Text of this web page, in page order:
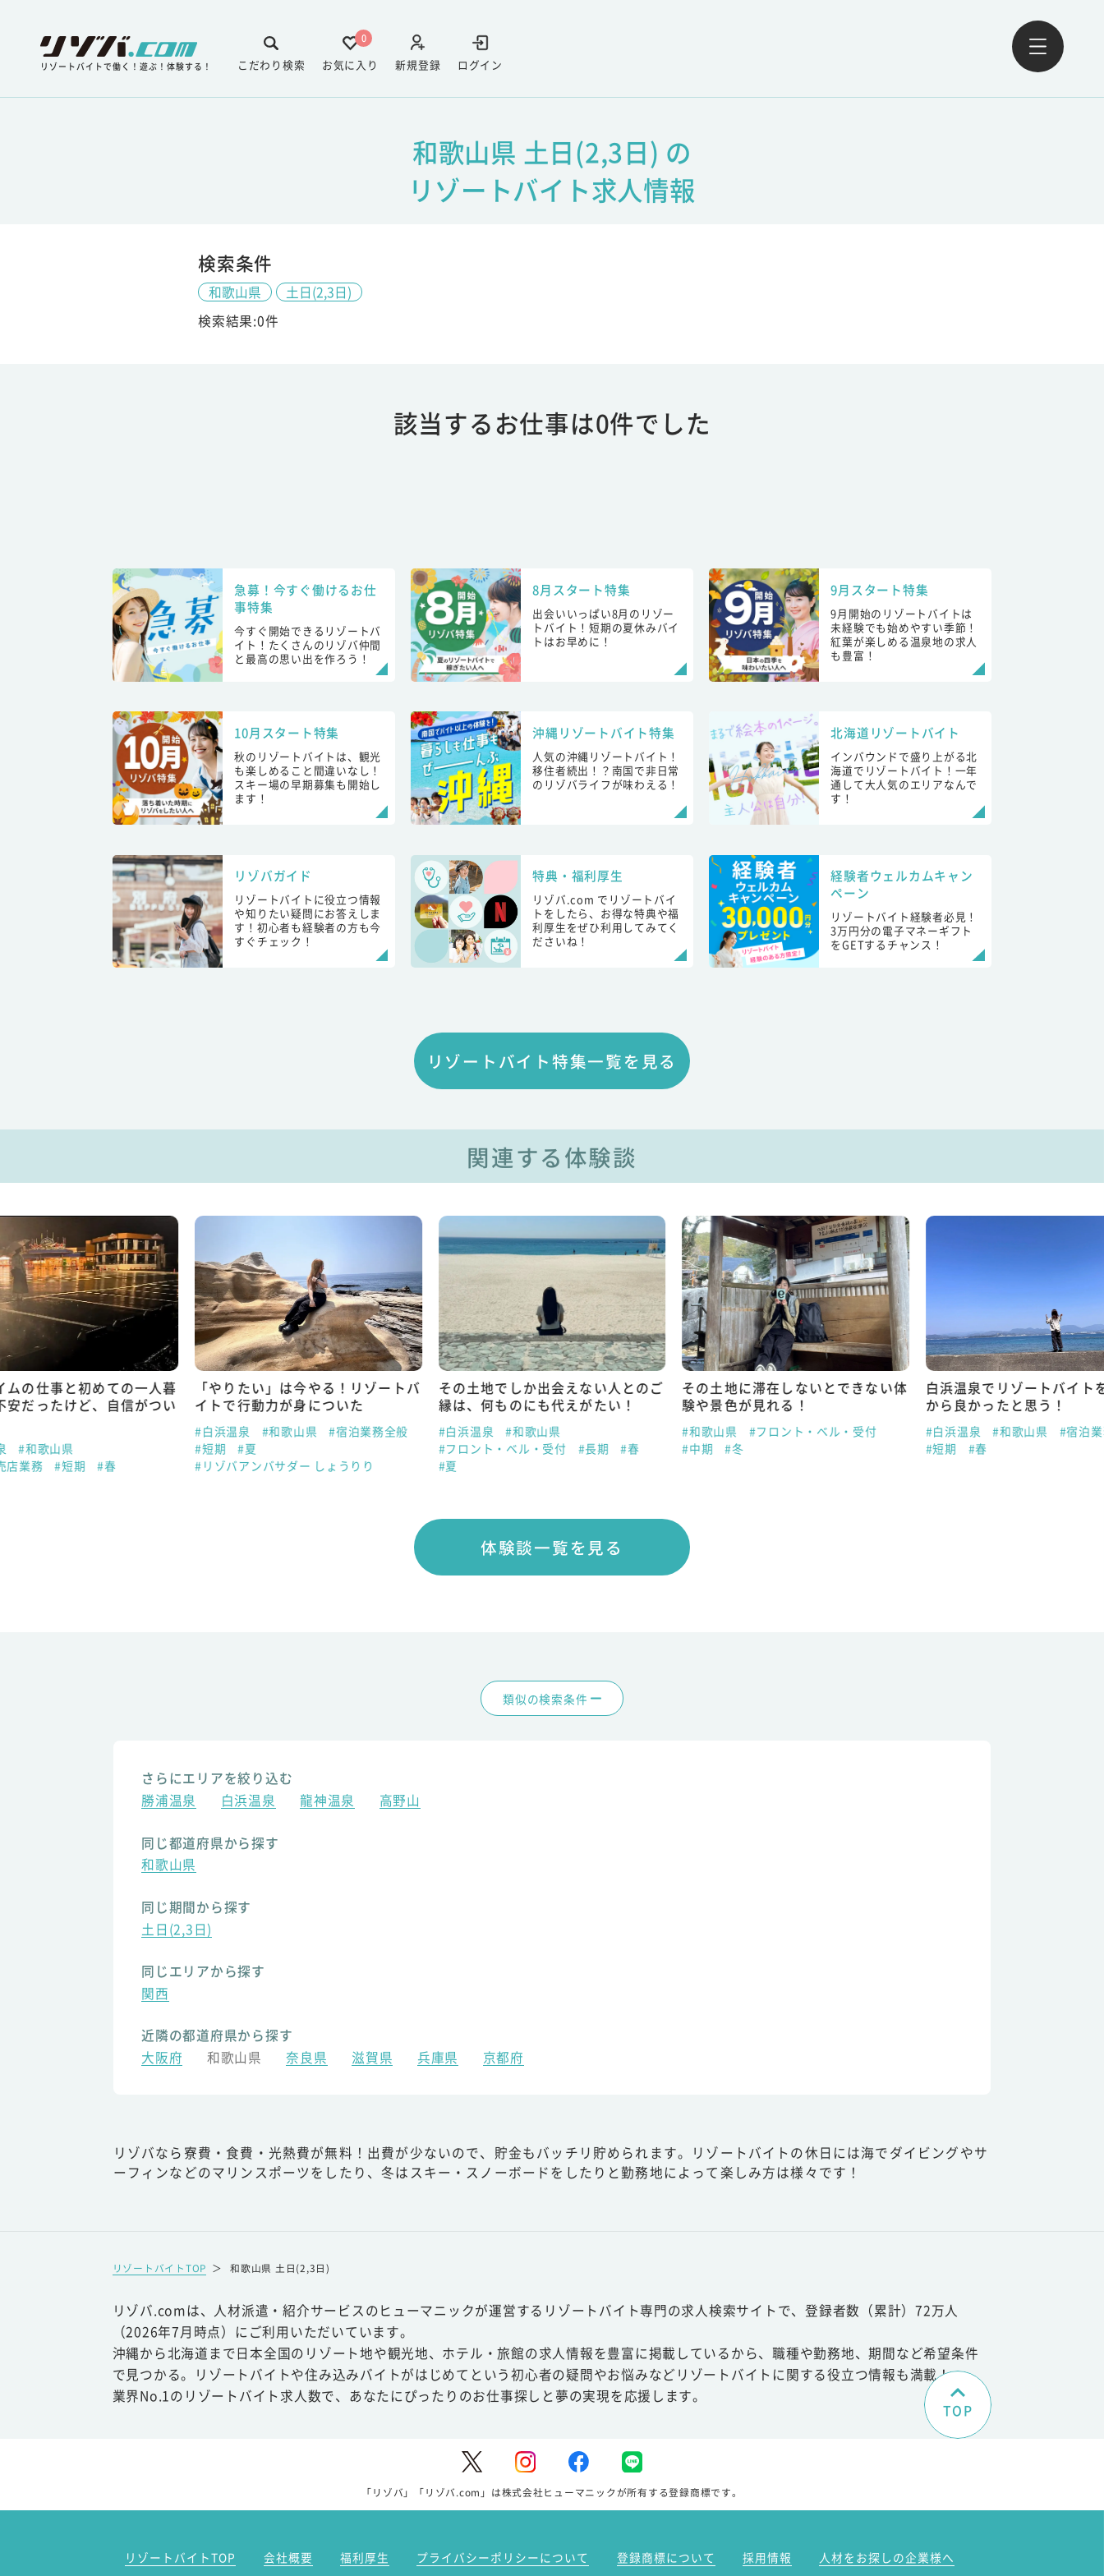
リゾートバイトで働く！遊ぶ！体験する！ ログイン
新規登録
0
お気に入り
こだわり検索
和歌山県 土日(2,3日) の
リゾートバイト求人情報
検索条件
和歌山県
土日(2,3日)
検索結果:0件
該当するお仕事は0件でした
急募！今すぐ働けるお仕
事特集
今すぐ開始できるリゾートバ
イト！たくさんのリゾバ仲間
と最高の思い出を作ろう！
8月スタート特集
出会いいっぱい8月のリゾー
トバイト！短期の夏休みバイ
トはお早めに！
9月スタート特集
9月開始のリゾートバイトは
未経験でも始めやすい季節！
紅葉が楽しめる温泉地の求人
も豊富！
10月スタート特集
秋のリゾートバイトは、観光
も楽しめること間違いなし！
スキー場の早期募集も開始し
ます！
沖縄リゾートバイト特集
人気の沖縄リゾートバイト！
移住者続出！？南国で非日常
のリゾバライフが味わえる！
北海道リゾートバイト
インバウンドで盛り上がる北
海道でリゾートバイト！一年
通して大人気のエリアなんで
す！
リゾバガイド
リゾートバイトに役立つ情報
や知りたい疑問にお答えしま
す！初心者も経験者の方も今
すぐチェック！
特典・福利厚生
リゾバ.com でリゾートバイ
トをしたら、お得な特典や福
利厚生をぜひ利用してみてく
ださいね！
経験者ウェルカムキャン
ペーン
リゾートバイト経験者必見！
3万円分の電子マネーギフト
をGETするチャンス！
リゾートバイト特集一覧を見る
関連する体験談
ムの仕事と初めての一人暮
安だったけど、自信がつい
#和歌山県
店業務
#短期 #春
「やりたい」は今やる！リゾートバ
イトで行動力が身についた
#白浜温泉 #和歌山県
#宿泊業務全般
#短期
#夏
#リゾバアンバサダー しょうりり
その土地でしか出会えない人とのご
縁は、何ものにも代えがたい！
#白浜温泉
#和歌山県
#フロント・ベル・受付
#長期
#春
#夏
その土地に滞在しないとできない体
験や景色が見れる！
#和歌山県
#フロント・ベル・受付
#中期
#冬
白浜温泉でリゾートバイト
から良かったと思う！
#白浜温泉 #和歌山県
#宿泊
#短期
#春
体験談一覧を見る
類似の検索条件
さらにエリアを絞り込む
勝浦温泉
白浜温泉 龍神温泉 高野山
同じ都道府県から探す
和歌山県
同じ期間から探す
土日(2,3日)
同じエリアから探す
関西
近隣の都道府県から探す
大阪府
和歌山県 奈良県 滋賀県 兵庫県 京都府
リゾバなら寮費・食費・光熱費が無料！出費が少ないので、貯金もバッチリ貯められます。リゾートバイトの休日には海でダイビングやサ
ーフィンなどのマリンスポーツをしたり、冬はスキー・スノーボードをしたりと勤務地によって楽しみ方は様々です！
リゾートバイトTOP ＞ 和歌山県 土日(2,3日)
リゾバ.comは、人材派遣・紹介サービスのヒューマニックが運営するリゾートバイト専門の求人検索サイトで、登録者数（累計）72万人
（2026年7月時点）にご利用いただいています。
沖縄から北海道まで日本全国のリゾート地や観光地、ホテル・旅館の求人情報を豊富に掲載しているから、職種や勤務地、期間など希望条件
で見つかる。リゾートバイトや住み込みバイトがはじめてという初心者の疑問やお悩みなどリゾートバイトに関する役立つ情報も満載！
業界No.1のリゾートバイト求人数で、あなたにぴったりのお仕事探しと夢の実現を応援します。
TOP
「リゾバ」「リゾバ.com」は株式会社ヒューマニックが所有する登録商標です。
リゾートバイトTOP 会社概要 福利厚生 プライバシーポリシーについて 登録商標について 採用情報
人材をお探しの企業様へ